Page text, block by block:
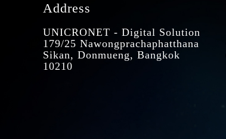
Address
UNICRONET - Digital Solution
179/25 Nawongprachaphatthana
Sikan, Donmueng, Bangkok
10210